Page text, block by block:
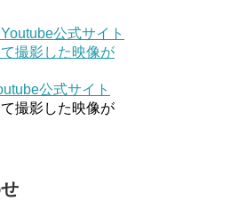
公式サイト
撮影した映像が